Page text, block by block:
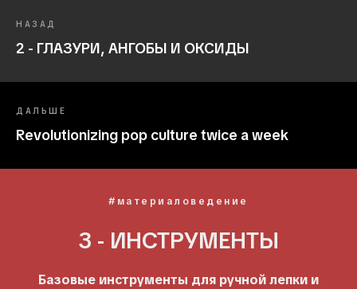
НАЗАД
2 - ГЛАЗУРИ, АНГОБЫ И ОКСИДЫ
ДАЛЬШЕ
Revolutionizing pop culture twice a week
#материаловедение
3 - ИНСТРУМЕНТЫ
Базовые инструменты для ручной лепки и